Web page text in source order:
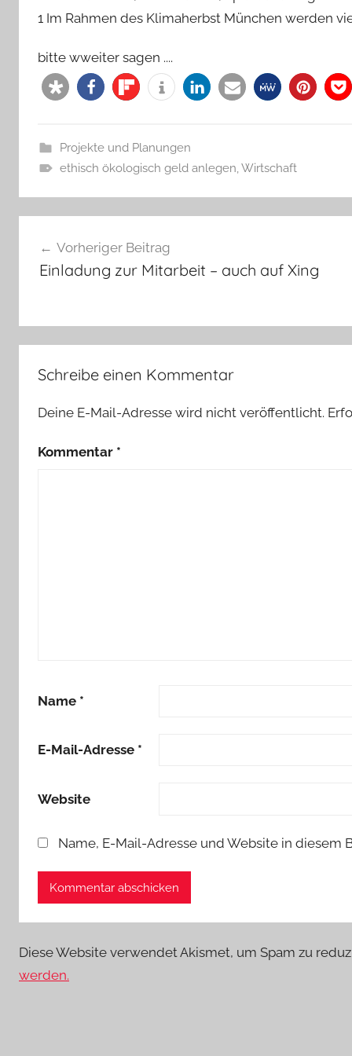
1 Im Rahmen des Klimaherbst München werden
bitte wweiter sagen ....
Projekte und Planungen
ethisch ökologisch geld anlegen,Wirtschaft
Vorheriger Beitrag
Einladung zur Mitarbeit – auch auf Xing
Schreibe einen Kommentar
Deine E-Mail-Adresse wird nicht veröffentlicht.
Kommentar *
Name *
E-Mail-Adresse *
Website
Name, E-Mail-Adresse und Website in diesem
Diese Website verwendet Akismet, um Spam zu
werden.